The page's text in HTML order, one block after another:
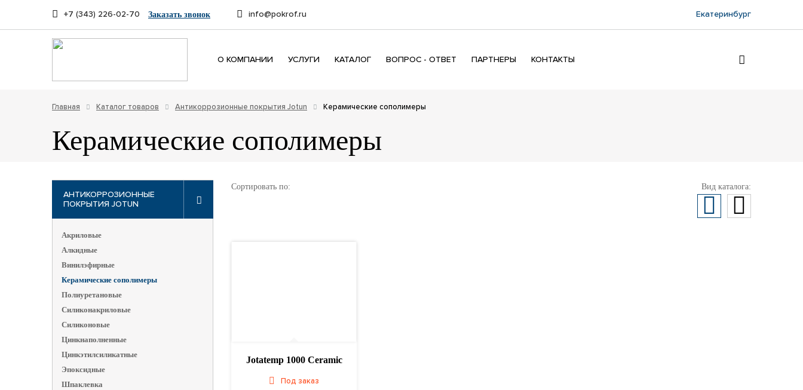
+7 (343) 226-02-70 Заказать звонок info@pokrof.ru Екатеринбург
О КОМПАНИИ УСЛУГИ КАТАЛОГ ВОПРОС - ОТВЕТ ПАРТНЕРЫ КОНТАКТЫ
Главная Каталог товаров Антикоррозионные покрытия Jotun Керамические сополимеры
Керамические сополимеры
АНТИКОРРОЗИОННЫЕ
ПОКРЫТИЯ JOTUN
Акриловые
Алкидные
Винилэфирные
Керамические сополимеры
Полиуретановые
Силиконакриловые
Силиконовые
Цинкнаполненные
Цинкэтилсиликатные
Эпоксидные
Шпаклевка
Сортировать по: Вид каталога:
Jotatemp 1000 Ceramic
Под заказ